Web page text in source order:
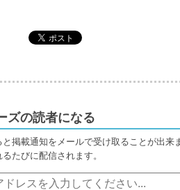
ズの読者になる
と掲載通知をメールで受け取ることが出来
たびに配信されます。